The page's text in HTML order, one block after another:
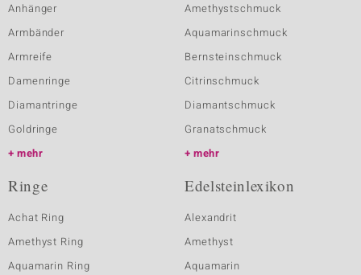
Anhänger
Armbänder
Armreife
Damenringe
Diamantringe
Goldringe
mehr
Amethystschmuck
Aquamarinschmuck
Bernsteinschmuck
Citrinschmuck
Diamantschmuck
Granatschmuck
mehr
Ringe
Achat Ring
Amethyst Ring
Aquamarin Ring
Edelsteinlexikon
Alexandrit
Amethyst
Aquamarin